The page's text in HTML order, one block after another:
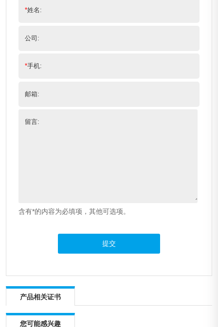
*姓名:
公司:
*手机:
邮箱:
留言:
含有*的内容为必填项，其他可选项。
产品相关证书
您可能感兴趣